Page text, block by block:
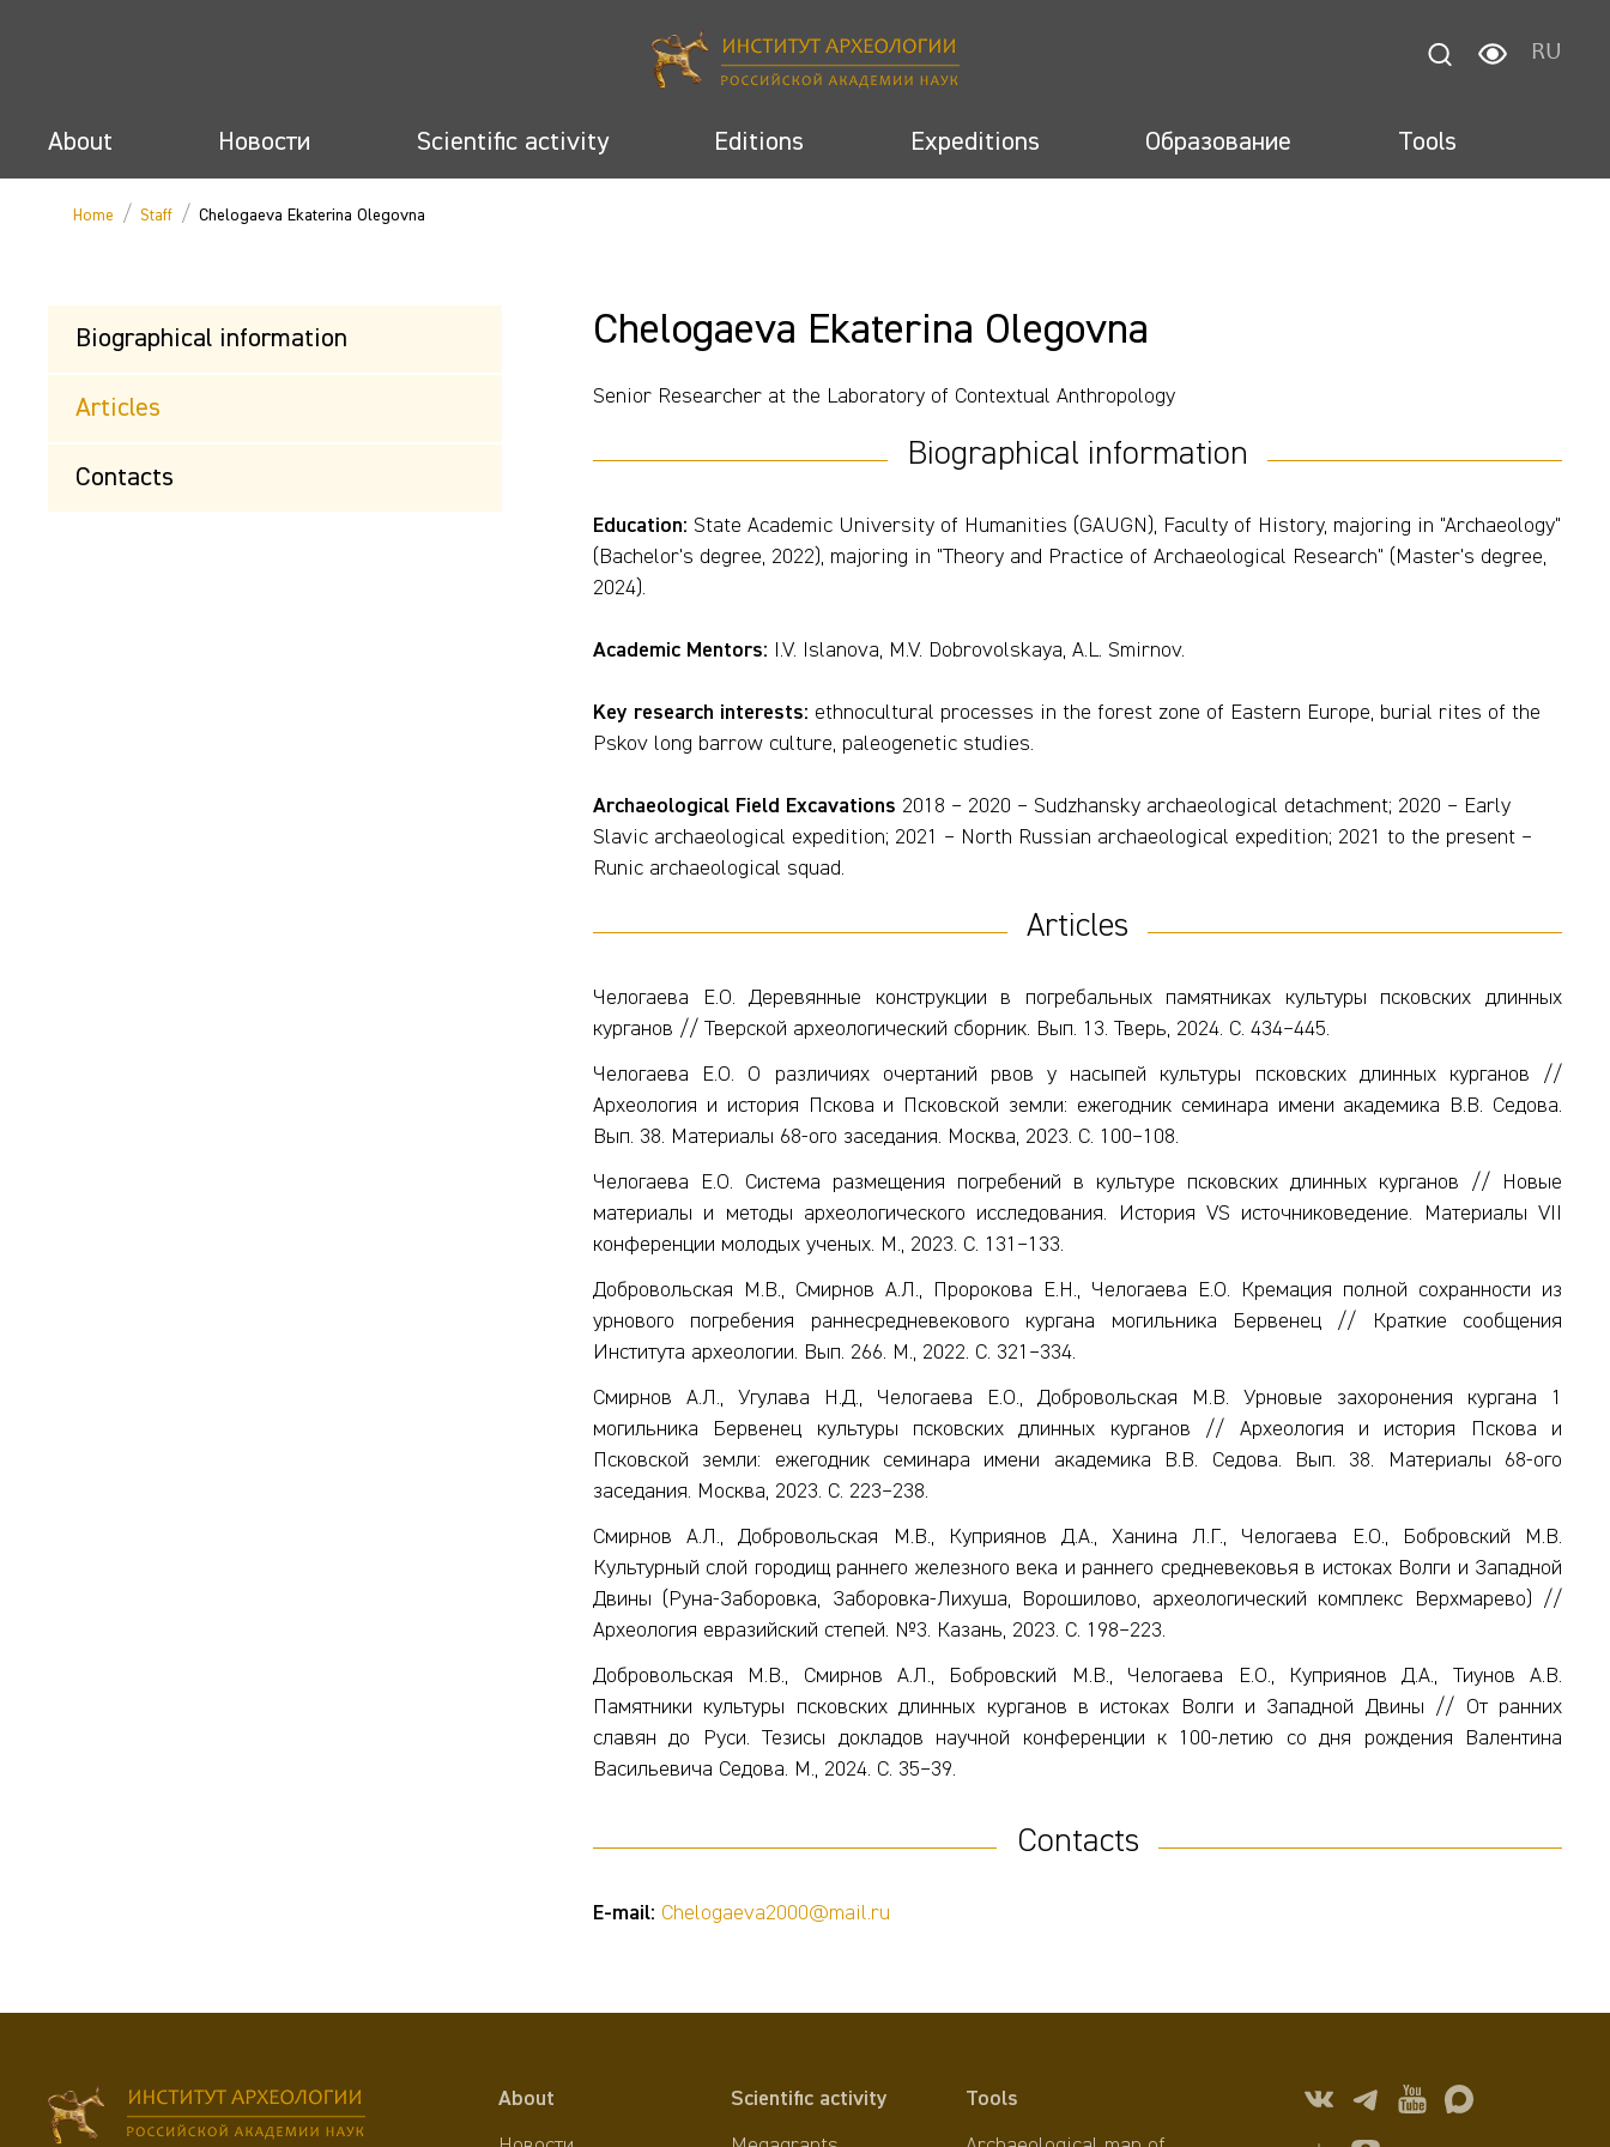
RU
About Новости Scientific activity Editions Expeditions Образование Tools
Home / Staff / Chelogaeva Ekaterina Olegovna
Biographical information
Articles
Contacts
Chelogaeva Ekaterina Olegovna
Senior Researcher at the Laboratory of Contextual Anthropology
Biographical information
Education: State Academic University of Humanities (GAUGN), Faculty of History, majoring in "Archaeology"
(Bachelor's degree, 2022), majoring in "Theory and Practice of Archaeological Research" (Master's degree,
2024).
Academic Mentors: I.V. Islanova, M.V. Dobrovolskaya, A.L. Smirnov.
Key research interests: ethnocultural processes in the forest zone of Eastern Europe, burial rites of the
Pskov long barrow culture, paleogenetic studies.
Archaeological Field Excavations 2018 – 2020 – Sudzhansky archaeological detachment; 2020 – Early
Slavic archaeological expedition; 2021 – North Russian archaeological expedition; 2021 to the present – ​​
Runic archaeological squad.
Articles
Челогаева Е.О. Деревянные конструкции в погребальных памятниках культуры псковских длинных
курганов // Тверской археологический сборник. Вып. 13. Тверь, 2024. С. 434–445.
Челогаева Е.О. О различиях очертаний рвов у насыпей культуры псковских длинных курганов //
Археология и история Пскова и Псковской земли: ежегодник семинара имени академика В.В. Седова.
Вып. 38. Материалы 68-ого заседания. Москва, 2023. С. 100–108.
Челогаева Е.О. Система размещения погребений в культуре псковских длинных курганов // Новые
материалы и методы археологического исследования. История VS источниковедение. Материалы VII
конференции молодых ученых. М., 2023. С. 131–133.
Добровольская М.В., Смирнов А.Л., Пророкова Е.Н., Челогаева Е.О. Кремация полной сохранности из
урнового погребения раннесредневекового кургана могильника Бервенец // Краткие сообщения
Института археологии. Вып. 266. М., 2022. С. 321–334.
Смирнов А.Л., Угулава Н.Д., Челогаева Е.О., Добровольская М.В. Урновые захоронения кургана 1
могильника Бервенец культуры псковских длинных курганов // Археология и история Пскова и
Псковской земли: ежегодник семинара имени академика В.В. Седова. Вып. 38. Материалы 68-ого
заседания. Москва, 2023. С. 223–238.
Смирнов А.Л., Добровольская М.В., Куприянов Д.А., Ханина Л.Г., Челогаева Е.О., Бобровский М.В.
Культурный слой городищ раннего железного века и раннего средневековья в истоках Волги и Западной
Двины (Руна-Заборовка, Заборовка-Лихуша, Ворошилово, археологический комплекс Верхмарево) //
Археология евразийский степей. №3. Казань, 2023. С. 198–223.
Добровольская М.В., Смирнов А.Л., Бобровский М.В., Челогаева Е.О., Куприянов Д.А., Тиунов А.В.
Памятники культуры псковских длинных курганов в истоках Волги и Западной Двины // От ранних
славян до Руси. Тезисы докладов научной конференции к 100-летию со дня рождения Валентина
Васильевича Седова. М., 2024. С. 35–39.
Contacts
E-mail: Chelogaeva2000@mail.ru
About Scientific activity Tools